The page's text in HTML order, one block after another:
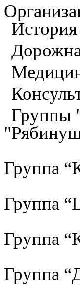
Группы
Группа
Группа
Группа
Группа